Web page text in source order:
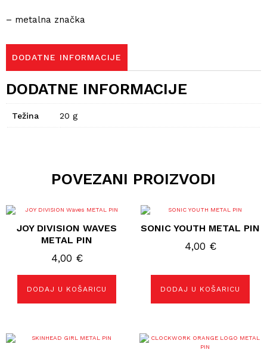
– metalna značka
DODATNE INFORMACIJE
DODATNE INFORMACIJE
Težina 20 g
POVEZANI PROIZVODI
JOY DIVISION WAVES
METAL PIN
4,00 €
DODAJ U KOŠARICU
SONIC YOUTH METAL PIN
4,00 €
DODAJ U KOŠARICU